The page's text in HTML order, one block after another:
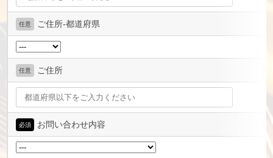
任意 ご住所-都道府県
任意 ご住所
必須 お問い合わせ内容